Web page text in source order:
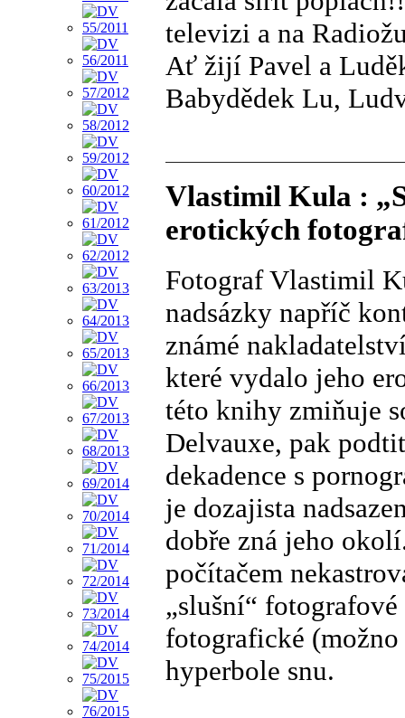
televizi a na
Ať žijí Pavel a
Babydědek Lu,
Vlastimil Kula :
erotických
Fotograf Vlastimil
nadsázky napříč
známé
které vydalo jeho
této knihy zmiňuje
Delvauxe, pak
dekadence s
je dozajista
dobře zná jeho
počítačem
„slušní“
fotografické
hyperbole snu.